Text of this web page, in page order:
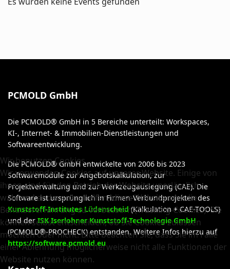
PCMOLD GmbH
Die PCMOLD® GmbH in 5 Bereiche unterteilt: Workspaces,
KI-, Internet- & Immobilien-Dienstleistungen und
Softwareentwicklung.
Die PCMOLD® GmbH entwickelte von 2006 bis 2023
Softwaremodule zur Angebotskalkulation, zur
Projektverwaltung und zur Werkzeugauslegung (CAE). Die
Software ist ursprünglich in Firmen-Verbundprojekten des
Kunststoff-Institutes Lüdenscheid(Kalkulation + CAE-TOOLS)
und derISK Iserlohner Kunststoff-Technologie GmbH
(PCMOLD®-PROCHECK) entstanden. Weitere Infos hierzu auf
https://software.pcmold.eu
Wir benutzen Cookies
Wir verwenden Cookies auf unserer Website. Einige von
ihnen sind für den Betrieb der Website unerlässlich,
während andere uns helfen, diese Website und die
Benutzererfahrung zu verbessern (Tracking-Cookies). Sie
können selbst entscheiden, ob Sie Cookies zulassen
möchten oder nicht. Bitte beachten Sie, dass Sie im Falle
einer Ablehnung möglicherweise nicht alle Funktionen der
Website nutzen können.